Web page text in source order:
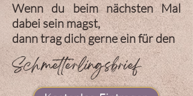
Wenn du beim nächsten Mal
dabei sein magst,
dann trag dich gerne ein für den
Schmetterlingsbrief